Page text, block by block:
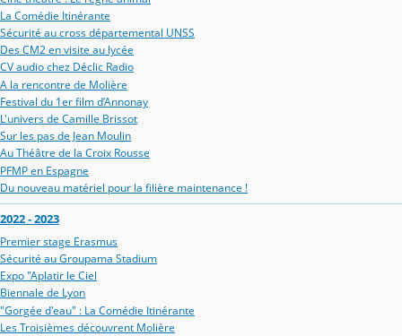
La Comédie Itinérante
Sécurité au cross départemental UNSS
Des CM2 en visite au lycée
CV audio chez Déclic Radio
A la rencontre de Molière
Festival du 1er film d’Annonay
L'univers de Camille Brissot
Sur les pas de Jean Moulin
Au Théâtre de la Croix Rousse
PFMP en Espagne
Du nouveau matériel pour la filière maintenance !
2022 - 2023
Premier stage Erasmus
Sécurité au Groupama Stadium
Expo "Aplatir le Ciel
Biennale de Lyon
"Gorgée d'eau" : La Comédie Itinérante
Les Troisièmes découvrent Molière